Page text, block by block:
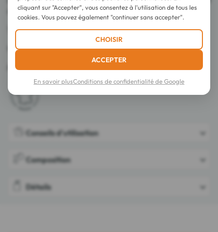
imperfections.
Testé sous contrôle dermatologique.
95% d'ingrédients d'origine naturelle.
Fabriqué en France.
Conseils d'utilisation
Composition
Détails
cliquant sur "Accepter", vous consentez à l'utilisation de tous les
cookies. Vous pouvez également "continuer sans accepter".
CHOISIR
ACCEPTER
En savoir plusConditions de confidentialité de Google